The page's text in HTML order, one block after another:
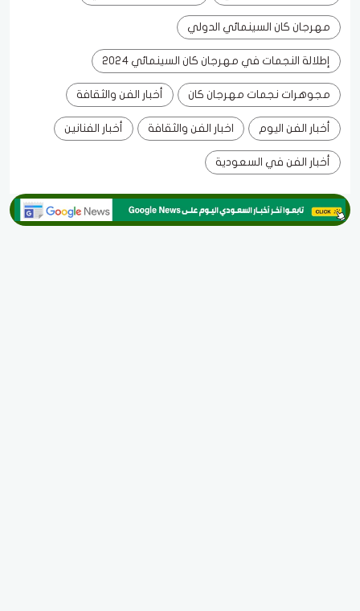
مهرجان كان السينمائي الدولي
إطلالة النجمات في مهرجان كان السينمائي 2024
مجوهرات نجمات مهرجان كان أخبار الفن والثقافة
أخبار الفن اليوم اخبار الفن والثقافة أخبار الفنانين
أخبار الفن في السعودية